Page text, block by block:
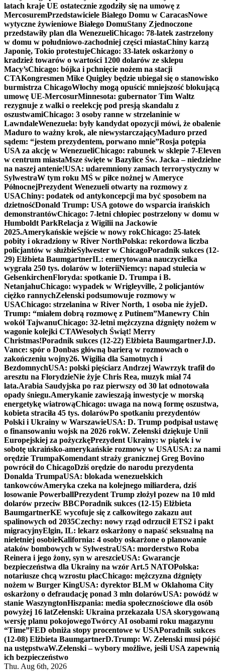
latach kraje UE ostatecznie zgodziły się na umowę z
MercosuremPrzedstawiciele Białego Domu w CaracasNowe
wytyczne żywieniowe Białego DomuStany Zjednoczone
przedstawiły plan dla WenezueliChicago: 78-latek zastrzelony
w domu w południowo-zachodniej części miastaChiny karzą
Japonię, Tokio protestujeChicago: 33-latek oskarżony o
kradzież towarów o wartości 1200 dolarów ze sklepu
Macy’sChicago: bójka i pchnięcie nożem na stacji
CTAKongresmen Mike Quigley będzie ubiegał się o stanowisko
burmistrza ChicagoWłochy mogą opuścić mniejszość blokującą
umowę UE-MercosurMinnesota: gubernator Tim Waltz
rezygnuje z walki o reelekcję pod presją skandalu z
oszustwamiChicago: 3 osoby ranne w strzelaninie w
LawndaleWenezuela: były kandydat opozycji mówi, że obalenie
Maduro to ważny krok, ale niewystarczającyMaduro przed
sądem: “jestem prezydentem, porwano mnie”Rosja potępia
USA za akcję w WenezueliChicago: rabunek w sklepie 7-Eleven
w centrum miastaMsze święte w Bazylice Św. Jacka – niedzielne
na naszej antenie!USA: udaremniony zamach terrorystyczny w
SylwestraW tym roku MŚ w piłce nożnej w Ameryce
PółnocnejPrezydent Wenezueli otwarty na rozmowy z
USAChiny: podatek od antykoncepcji ma być sposobem na
dzietnośćDonald Trump: USA gotowe do wsparcia irańskich
demonstrantówChicago: 7-letni chłopiec postrzelony w domu w
Humboldt ParkRelacja z Wigilii na Jackowie
2025.Amerykańskie wejście w nowy rokChicago: 25-latek
pobity i okradziony w River NorthPolska: rekordowa liczba
policjantów w służbieSylwester w ChicagoPoradnik sukces (12-
29) Elżbieta BaumgartnerIL: emerytowana nauczycielka
wygrała 250 tys. dolarów w loteriiNiemcy: napad stulecia w
GelsenkirchenFloryda: spotkanie D. Trumpa i B.
NetanjahuChicago: wypadek w Wrigleyville, 2 policjantów
ciężko rannychZełenski podsumowuje rozmowy w
USAChicago: strzelanina w River North, 1 osoba nie żyjeD.
Trump: “miałem dobrą rozmowę z Putinem”Manewry Chin
wokół TajwanuChicago: 32-letni mężczyzna dźgnięty nożem w
wagonie kolejki CTAWesołych Świąt! Merry
Christmas!Poradnik sukces (12-22) Elżbieta BaumgartnerJ.D.
Vance: spór o Donbas główną barierą w rozmowach o
zakończeniu wojny26. Wigilia dla Samotnych i
BezdomnychUSA: polski pięściarz Andrzej Wawrzyk trafił do
aresztu na FlorydzieNie żyje Chris Rea, muzyk miał 74
lata.Arabia Saudyjska po raz pierwszy od 30 lat odnotowała
opady śniegu.Amerykanie zawieszają inwestycje w morską
energetykę wiatrowąChicago: uwaga na nową formę oszustwa,
kobieta straciła 45 tys. dolarówPo spotkaniu prezydentów
Polski i Ukrainy w WarszawieUSA: D. Trump podpisał ustawę
o finansowaniu wojsk na 2026 rokW. Zełenski dziękuje Unii
Europejskiej za pożyczkęPrezydent Ukrainy: w piątek i w
sobotę ukraińsko-amerykańskie rozmowy w USAUSA: za nami
orędzie TrumpaKomendant straży granicznej Greg Bovino
powrócił do ChicagoDziś orędzie do narodu prezydenta
Donalda TrumpaUSA: blokada wenezuelskich
tankowcówAmeryka czeka na kolejnego miliardera, dziś
losowanie PowerballPrezydent Trump złożył pozew na 10 mld
dolarów przeciw BBCPoradnik sukces (12-15) Elżbieta
BaumgartnerKE wycofuje się z całkowitego zakazu aut
spalinowych od 2035Czechy: nowy rząd odrzucił ETS2 i pakt
migracyjnyElgin, IL: lekarz oskarżony o napaść seksualną na
nieletniej osobieKalifornia: 4 osoby oskarżone o planowanie
ataków bombowych w SylwestraUSA: morderstwo Roba
Reinera i jego żony, syn w areszcieUSA: Gwarancje
bezpieczeństwa dla Ukrainy na wzór Art.5 NATOPolska:
notariusze chcą wzrostu płacChicago: mężczyzna dźgnięty
nożem w Burger KingUSA: dyrektor BLM w Oklahoma City
oskarżony o defraudację ponad 3 mln dolarówUSA: powódź w
stanie WaszyngtonHiszpania: media społecznościowe dla osób
powyżej 16 latZełenski: Ukraina przekazała USA skorygowaną
wersję planu pokojowegoTwórcy AI osobami roku magazynu
“Time”FED obniża stopy procentowe w USAPoradnik sukces
(12-08) Elżbieta BaumgartnerD.Trump: W. Zełenski musi pójść
na ustępstwaW.Zełenski – wybory możliwe, jeśli USA zapewnią
ich bezpieczeństwo
Thu. Aug 6th, 2026